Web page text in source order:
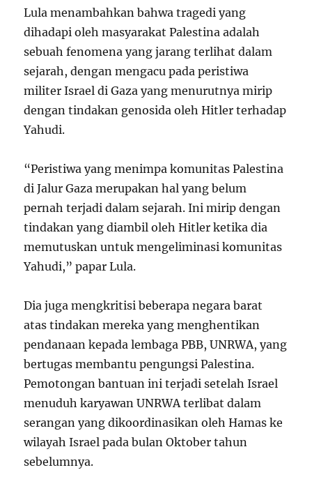
Lula menambahkan bahwa tragedi yang
dihadapi oleh masyarakat Palestina adalah
sebuah fenomena yang jarang terlihat dalam
sejarah, dengan mengacu pada peristiwa
militer Israel di Gaza yang menurutnya mirip
dengan tindakan genosida oleh Hitler terhadap
Yahudi.
“Peristiwa yang menimpa komunitas Palestina
di Jalur Gaza merupakan hal yang belum
pernah terjadi dalam sejarah. Ini mirip dengan
tindakan yang diambil oleh Hitler ketika dia
memutuskan untuk mengeliminasi komunitas
Yahudi,” papar Lula.
Dia juga mengkritisi beberapa negara barat
atas tindakan mereka yang menghentikan
pendanaan kepada lembaga PBB, UNRWA, yang
bertugas membantu pengungsi Palestina.
Pemotongan bantuan ini terjadi setelah Israel
menuduh karyawan UNRWA terlibat dalam
serangan yang dikoordinasikan oleh Hamas ke
wilayah Israel pada bulan Oktober tahun
sebelumnya.